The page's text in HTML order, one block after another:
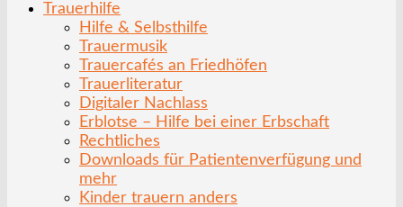
Trauerhilfe
Hilfe & Selbsthilfe
Trauermusik
Trauercafés an Friedhöfen
Trauerliteratur
Digitaler Nachlass
Erblotse – Hilfe bei einer Erbschaft
Rechtliches
Downloads für Patientenverfügung und
mehr
Kinder trauern anders